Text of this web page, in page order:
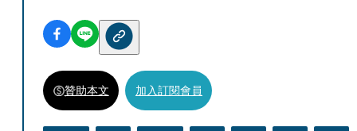
贊助本文 加入訂閱會員